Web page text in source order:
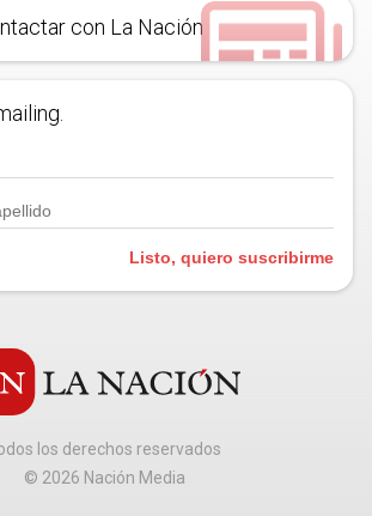
con La Nación
Listo, quiero suscribirme
los derechos reservados
© 2026 Nación Media